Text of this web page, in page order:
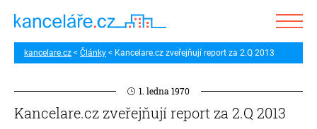
kancelare.cz Články Kancelare.cz zveřejňují report za 2.Q 2013
1. ledna 1970
Kancelare.cz zveřejňují report za 2.Q 2013